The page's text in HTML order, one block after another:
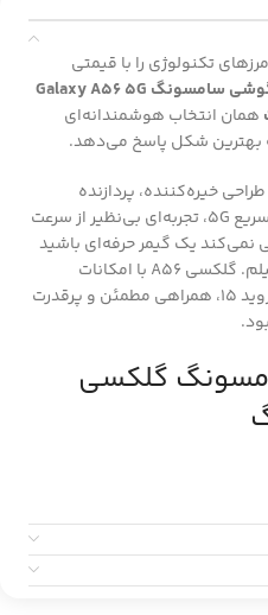
تکنولوژی را با قیمتی
گوشی سامسونگ Galaxy A56 5G
همان انتخاب هوشمندانه‌ای
بهترین شکل پاسخ می‌دهد.
طراحی خیره‌کننده، پردازنده
5G، تجربه‌ای بی‌نظیر از سرعت
نمی‌کند یک گیمر حرفه‌ای باشید
یا علاقه‌مند به عکاسی و تماشای فیلم. گلکسی A56 با امکانات
پیشرفته و سیستم‌عامل به‌روز اندروید 15، همراهی مطمئن و پرقدرت
گلکسی